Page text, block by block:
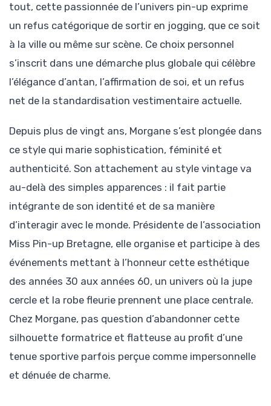
tout, cette passionnée de l’univers pin-up exprime
un refus catégorique de sortir en jogging, que ce soit
à la ville ou même sur scène. Ce choix personnel
s’inscrit dans une démarche plus globale qui célèbre
l’élégance d’antan, l’affirmation de soi, et un refus
net de la standardisation vestimentaire actuelle.
Depuis plus de vingt ans, Morgane s’est plongée dans
ce style qui marie sophistication, féminité et
authenticité. Son attachement au style vintage va
au-delà des simples apparences : il fait partie
intégrante de son identité et de sa manière
d’interagir avec le monde. Présidente de l’association
Miss Pin-up Bretagne, elle organise et participe à des
événements mettant à l’honneur cette esthétique
des années 30 aux années 60, un univers où la jupe
cercle et la robe fleurie prennent une place centrale.
Chez Morgane, pas question d’abandonner cette
silhouette formatrice et flatteuse au profit d’une
tenue sportive parfois perçue comme impersonnelle
et dénuée de charme.